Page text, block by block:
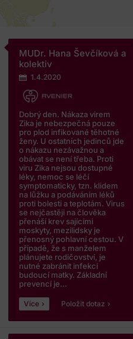
MUDr. Hana Ševčíková a
kolektiv
1.4.2020
Dobrý den. Nákaza virem
Zika je nebezpečná pouze
pro plod infikované těhotné
ženy. U ostatních jedinců jde
o nákazu nezávažnou a
obávat se není třeba. Proti
viru Zika nejsou dostupné
léky, nemoc se léčí
symptomaticky, tzn. klidem
na lůžku a podáváním léků
proti bolesti a teplotám. Virus
se nejčastěji na člověka
přenáší krev sajícími
moskyty, mezilidsky je
přenosný pohlavní cestou. V
případě, že s manželem
plánujete rodičovství, je
nutné zabránit infekci
budoucí matky. Základní
prevencí je...
Více Položit dotaz